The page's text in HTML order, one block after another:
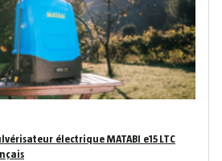
électrique MATABI e15 LTC